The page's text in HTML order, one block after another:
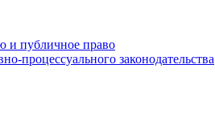
и публичное право
процессуального законодательства